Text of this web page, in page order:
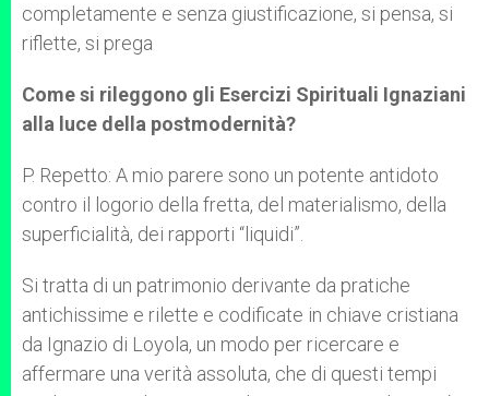
completamente e senza giustificazione, si pensa, si
riflette, si prega
Come si rileggono gli Esercizi Spirituali Ignaziani
alla luce della postmodernità?
P. Repetto: A mio parere sono un potente antidoto
contro il logorio della fretta, del materialismo, della
superficialità, dei rapporti “liquidi”.
Si tratta di un patrimonio derivante da pratiche
antichissime e rilette e codificate in chiave cristiana
da Ignazio di Loyola, un modo per ricercare e
affermare una verità assoluta, che di questi tempi